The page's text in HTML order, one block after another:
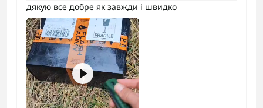
дякую все добре як завжди і швидко